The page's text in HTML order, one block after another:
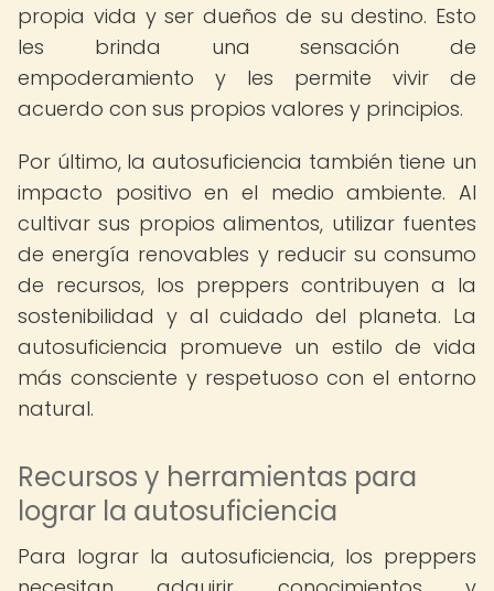
propia vida y ser dueños de su destino. Esto
les brinda una sensación de
empoderamiento y les permite vivir de
acuerdo con sus propios valores y principios.
Por último, la autosuficiencia también tiene un
impacto positivo en el medio ambiente. Al
cultivar sus propios alimentos, utilizar fuentes
de energía renovables y reducir su consumo
de recursos, los preppers contribuyen a la
sostenibilidad y al cuidado del planeta. La
autosuficiencia promueve un estilo de vida
más consciente y respetuoso con el entorno
natural.
Recursos y herramientas para
lograr la autosuficiencia
Para lograr la autosuficiencia, los preppers